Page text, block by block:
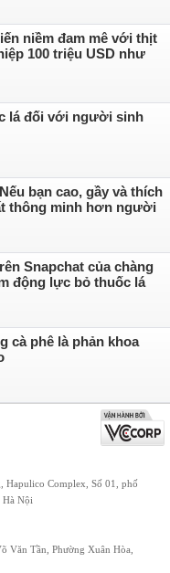
niềm đam mê với thịt
100 triệu USD như
lá đối với người sinh
bạn cao, gầy và thích
thông minh hơn người
Snapchat của chàng
động lực bỏ thuốc lá
cà phê là phản khoa
Hapulico Complex, Số 01, phố
Hà Nội
Văn Tần, Phường Xuân Hòa,